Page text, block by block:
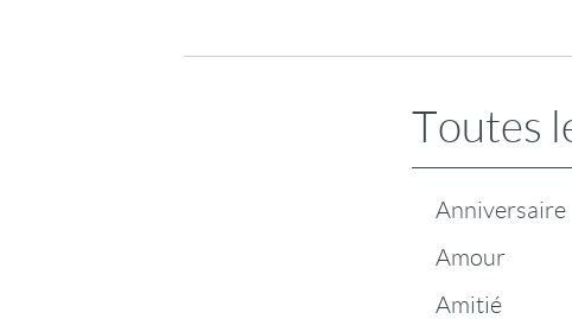
Toutes
Anniversaire
Amour
Amitié